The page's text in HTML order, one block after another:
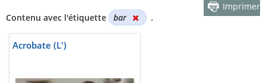
Contenu avec l'étiquette bar .
Imprimer
Acrobate (L')